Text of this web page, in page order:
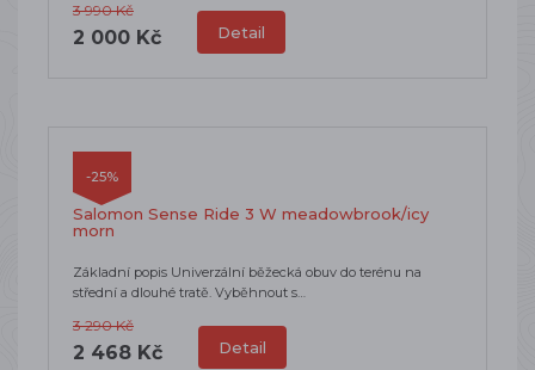
3 990 Kč
2 000 Kč Detail
-25%
Salomon Sense Ride 3 W meadowbrook/icy
morn
Základní popis Univerzální běžecká obuv do terénu na
střední a dlouhé tratě. Vyběhnout s…
3 290 Kč
2 468 Kč Detail